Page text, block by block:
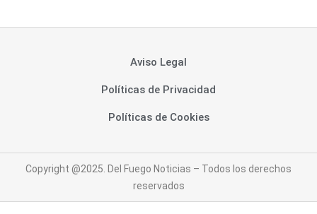
Aviso Legal
Políticas de Privacidad
Políticas de Cookies
Copyright @2025. Del Fuego Noticias – Todos los derechos
reservados